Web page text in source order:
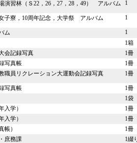
演習林（Ｓ22，26，27，28，49） アルバム 1
子寮，10周年記念，大学祭 アルバム 1
ム
1
1箱
会記録写真
1冊
写真帳
1冊
職員リクレーション大運動会記録写真
1冊
写真帳
1冊
1袋
入学）
1冊
入学）
1冊
帳）
1冊
庶務課
1綴